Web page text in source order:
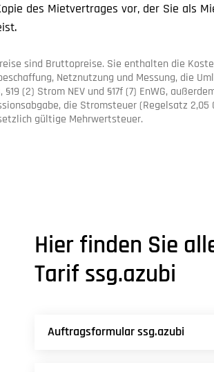
des Mietvertrages vor, der Sie als
sind Bruttopreise. Sie enthalten die
Netznutzung und Messung, die
§19 (2) Strom NEV und §17f (7) EnWG,
die Stromsteuer (Regelsatz 2,05
gültige Mehrwertsteuer.
Hier finden Sie
Tarif ssg.azubi
Auftragsformular ssg.azubi